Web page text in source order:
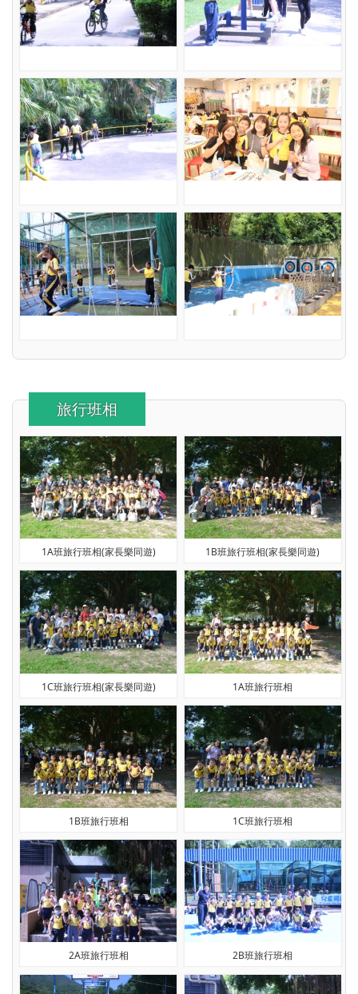
旅行班相
1A班旅行班相(家長樂同遊) 1B班旅行班相(家長樂同遊)
1C班旅行班相(家長樂同遊) 1A班旅行班相
1B班旅行班相 1C班旅行班相
2A班旅行班相 2B班旅行班相